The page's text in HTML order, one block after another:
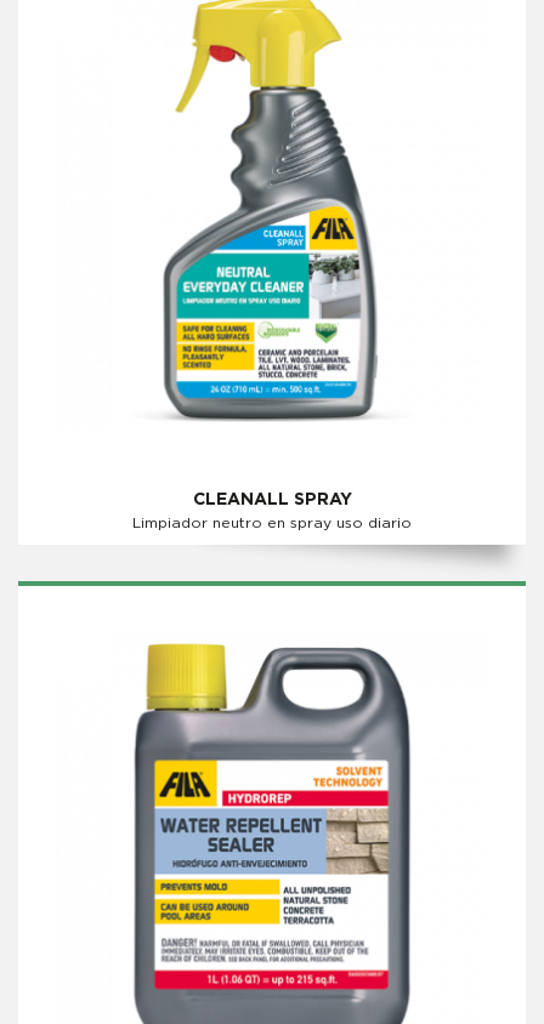
CLEANALL SPRAY
Limpiador neutro en spray uso diario